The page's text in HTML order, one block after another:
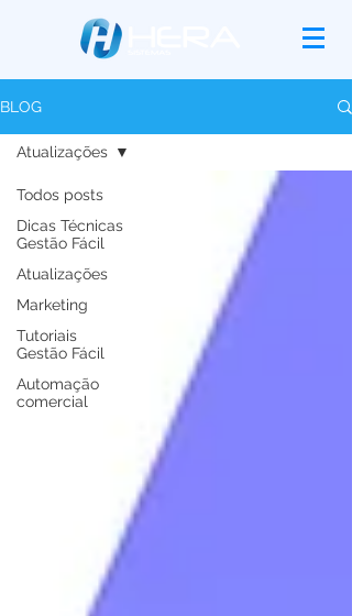
BLOG
Todos posts
Dicas Técnicas
Gestão Fácil
Atualizações
Marketing
Tutoriais
Gestão Fácil
Automação
comercial
Atualizações